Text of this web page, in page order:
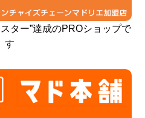
ター”達成のPROショップで
す